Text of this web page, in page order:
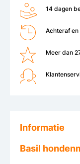
14 dagen
Achteraf
Meer dan
Informatie
Basil